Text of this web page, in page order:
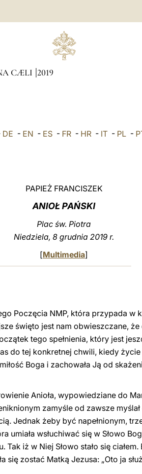
CÆLI 2019
DE - EN - ES- FR- HR- IT- PL-
PAPIEŻ FRANCISZEK
ANIOŁ PAŃSKI
Plac św. Piotra
Niedziela, 8 grudnia 2019 r.
[Multimedia]
Poczęcia NMP, która przypada w
święto jest nam obwieszczane, że
tego spełnienia, który jest
do tej konkretnej chwili, kiedy życie
Boga i zachowała Ją od
Anioła, wypowiedziane do
zamyśle od zawsze
Jednak żeby być napełnionym,
umiała wsłuchiwać się w Słowo
iż w Niej Słowo stało się
zostać Matką Jezusa: „Oto ja